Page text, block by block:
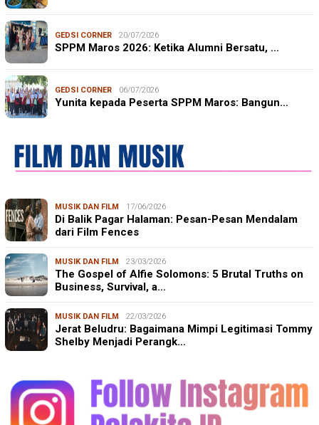
GEDSI CORNER 20/07/2026
SPPM Maros 2026: Ketika Alumni Bersatu, …
GEDSI CORNER 06/07/2026
Yunita kepada Peserta SPPM Maros: Bangun…
MUSIK DAN FILM 17/06/2026
Di Balik Pagar Halaman: Pesan-Pesan Mendalam
dari Film Fences
MUSIK DAN FILM 23/03/2026
The Gospel of Alfie Solomons: 5 Brutal Truths on
Business, Survival, a…
MUSIK DAN FILM 22/03/2026
Jerat Beludru: Bagaimana Mimpi Legitimasi Tommy
Shelby Menjadi Perangk…